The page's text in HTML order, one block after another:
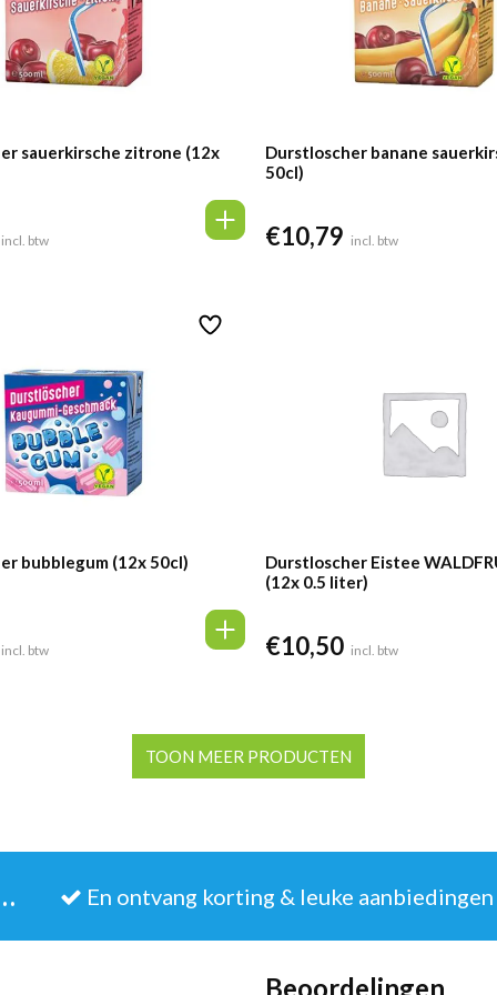
sauerkirsche zitrone (12x
incl. btw
Durstloscher banane
50cl)
€10,79 incl. btw
bubblegum (12x 50cl)
incl. btw
Durstloscher Eistee
(12x 0.5 liter)
€10,50 incl. btw
TOON MEER PRODUCTEN
NIEUWSBRIEF En ontvang korting & leuke aanbiedingen
Beoordelingen